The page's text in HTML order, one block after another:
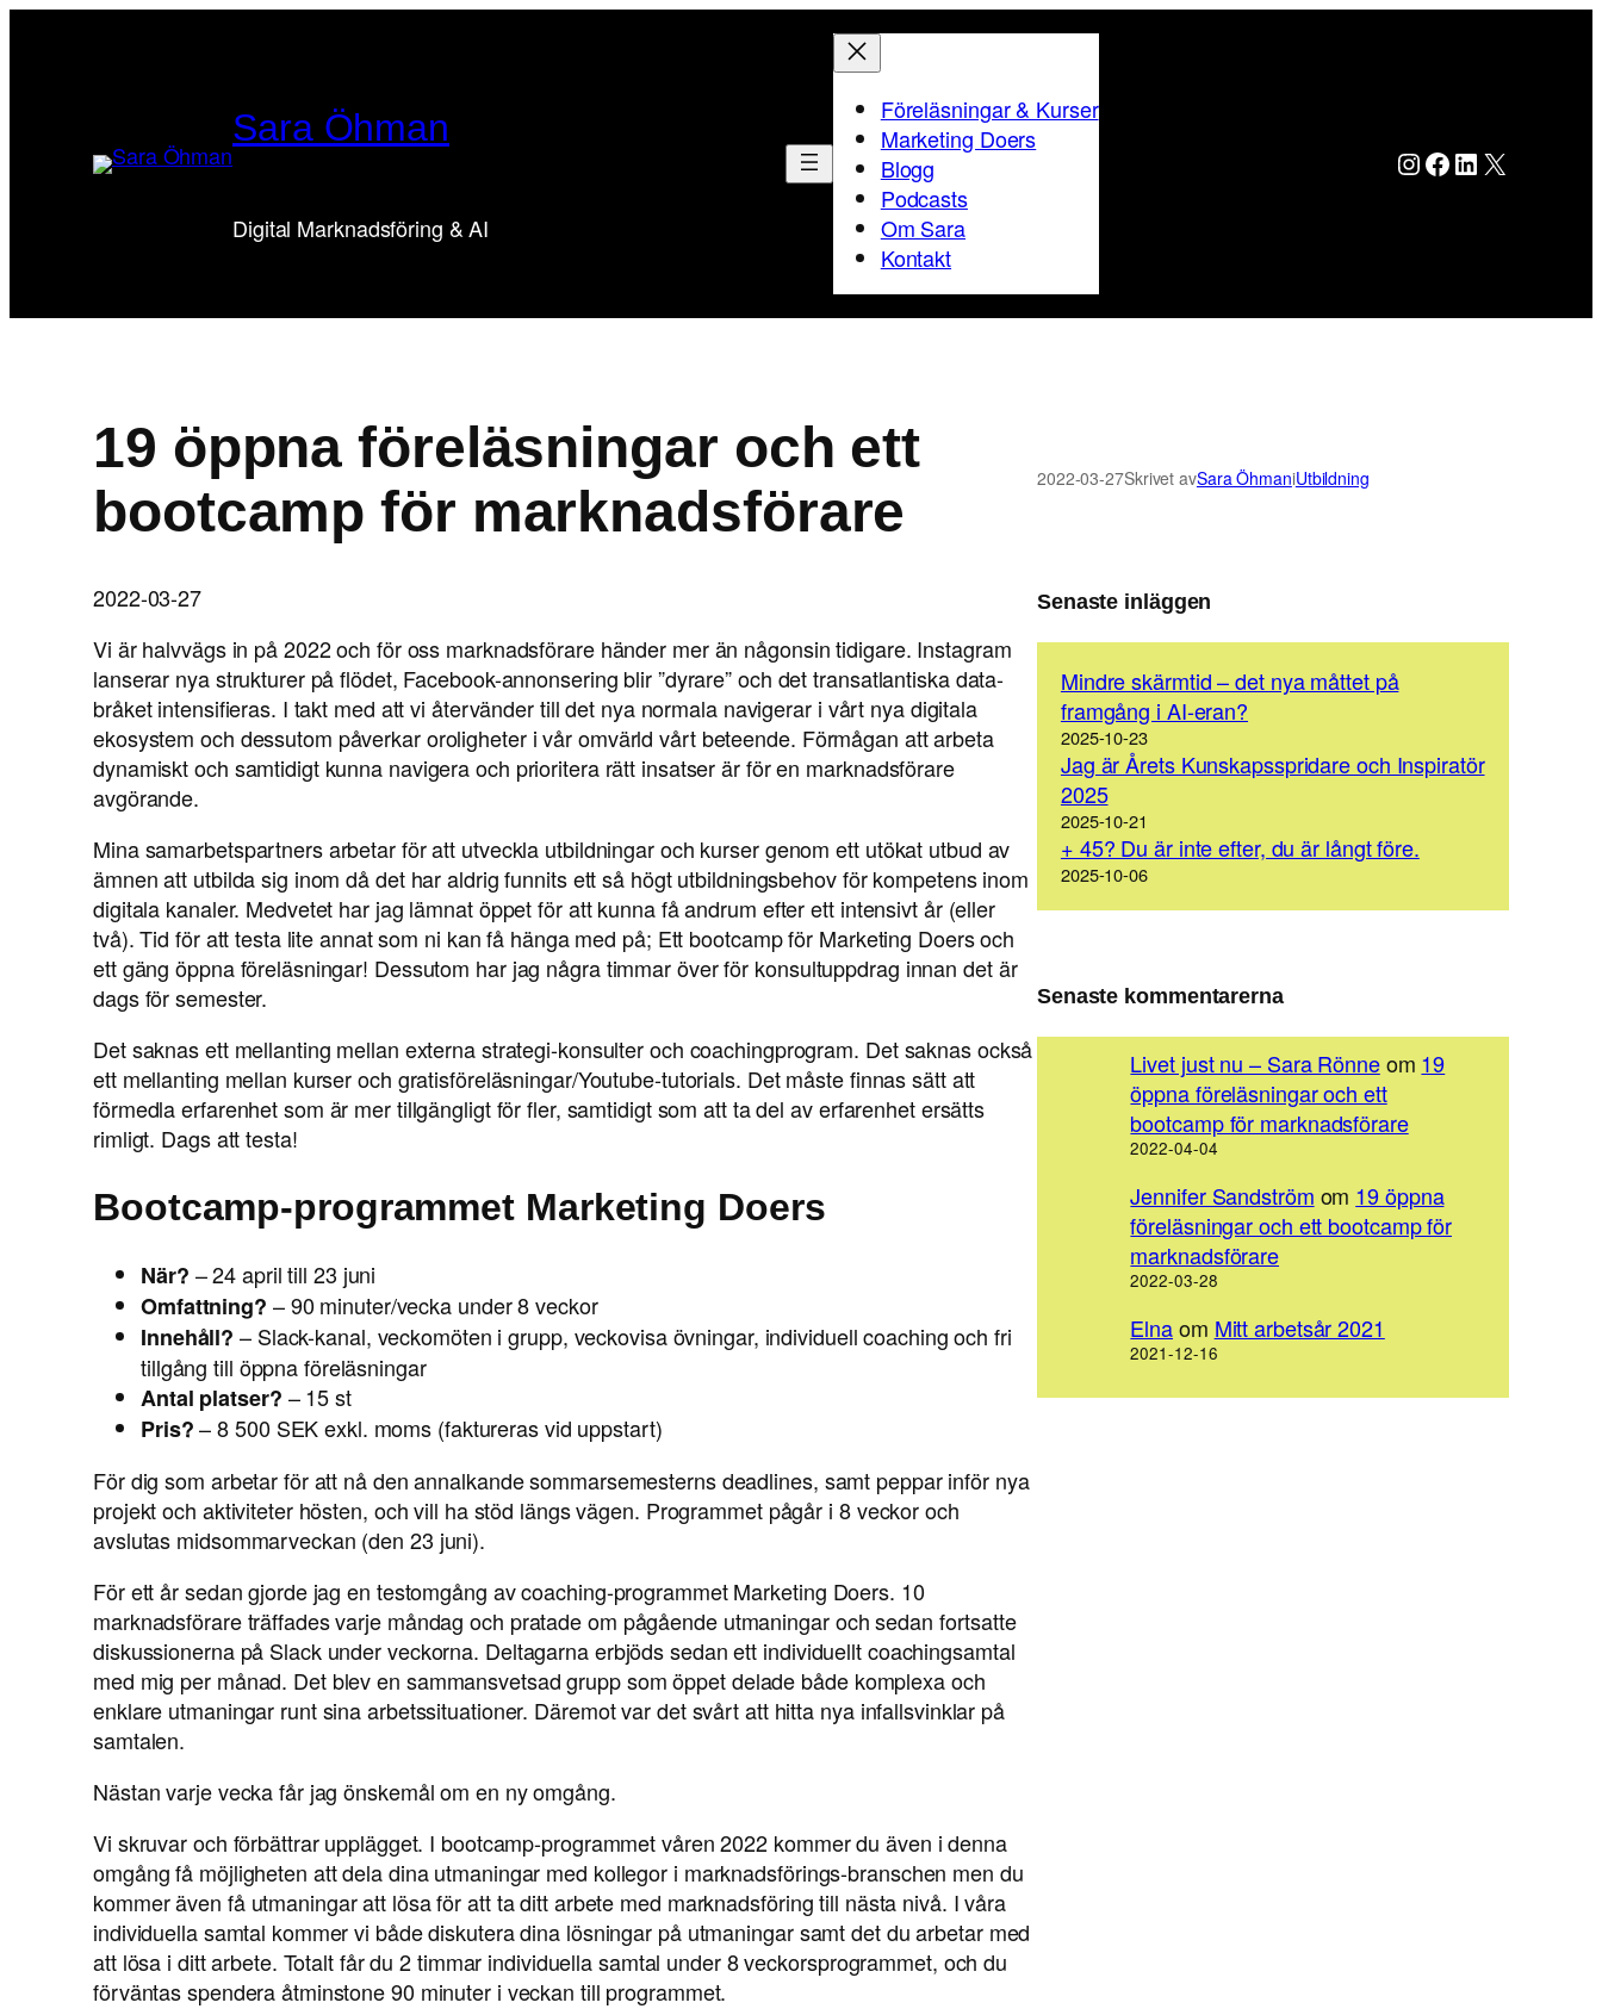
Sara Öhman
Digital Marknadsföring & AI
Föreläsningar & Kurser
Marketing Doers
Blogg
Podcasts
Om Sara
Kontakt
Instagram
Facebook
LinkedIn
X
19 öppna föreläsningar och ett
bootcamp för marknadsförare
2022-03-27
Vi är halvvägs in på 2022 och för oss marknadsförare händer mer än någonsin tidigare. Instagram
lanserar nya strukturer på flödet, Facebook-annonsering blir ”dyrare” och det transatlantiska data-
bråket intensifieras. I takt med att vi återvänder till det nya normala navigerar i vårt nya digitala
ekosystem och dessutom påverkar oroligheter i vår omvärld vårt beteende. Förmågan att arbeta
dynamiskt och samtidigt kunna navigera och prioritera rätt insatser är för en marknadsförare
avgörande.
Mina samarbetspartners arbetar för att utveckla utbildningar och kurser genom ett utökat utbud av
ämnen att utbilda sig inom då det har aldrig funnits ett så högt utbildningsbehov för kompetens inom
digitala kanaler. Medvetet har jag lämnat öppet för att kunna få andrum efter ett intensivt år (eller
två). Tid för att testa lite annat som ni kan få hänga med på; Ett bootcamp för Marketing Doers och
ett gäng öppna föreläsningar! Dessutom har jag några timmar över för konsultuppdrag innan det är
dags för semester.
Det saknas ett mellanting mellan externa strategi-konsulter och coachingprogram. Det saknas också
ett mellanting mellan kurser och gratisföreläsningar/Youtube-tutorials. Det måste finnas sätt att
förmedla erfarenhet som är mer tillgängligt för fler, samtidigt som att ta del av erfarenhet ersätts
rimligt. Dags att testa!
Bootcamp-programmet Marketing Doers
När? – 24 april till 23 juni
Omfattning? – 90 minuter/vecka under 8 veckor
Innehåll? – Slack-kanal, veckomöten i grupp, veckovisa övningar, individuell coaching och fri
tillgång till öppna föreläsningar
Antal platser? – 15 st
Pris?– 8 500 SEK exkl. moms (faktureras vid uppstart)
För dig som arbetar för att nå den annalkande sommarsemesterns deadlines, samt peppar inför nya
projekt och aktiviteter hösten, och vill ha stöd längs vägen. Programmet pågår i 8 veckor och
avslutas midsommarveckan (den 23 juni).
För ett år sedan gjorde jag en testomgång av coaching-programmet Marketing Doers. 10
marknadsförare träffades varje måndag och pratade om pågående utmaningar och sedan fortsatte
diskussionerna på Slack under veckorna. Deltagarna erbjöds sedan ett individuellt coachingsamtal
med mig per månad. Det blev en sammansvetsad grupp som öppet delade både komplexa och
enklare utmaningar runt sina arbetssituationer. Däremot var det svårt att hitta nya infallsvinklar på
samtalen.
Nästan varje vecka får jag önskemål om en ny omgång.
Vi skruvar och förbättrar upplägget. I bootcamp-programmet våren 2022 kommer du även i denna
omgång få möjligheten att dela dina utmaningar med kollegor i marknadsförings-branschen men du
kommer även få utmaningar att lösa för att ta ditt arbete med marknadsföring till nästa nivå. I våra
individuella samtal kommer vi både diskutera dina lösningar på utmaningar samt det du arbetar med
att lösa i ditt arbete. Totalt får du 2 timmar individuella samtal under 8 veckorsprogrammet, och du
förväntas spendera åtminstone 90 minuter i veckan till programmet.
2022-03-27Skrivet avSara ÖhmaniUtbildning
Senaste inläggen
Mindre skärmtid – det nya måttet på
framgång i AI-eran?
2025-10-23
Jag är Årets Kunskapsspridare och Inspiratör
2025
2025-10-21
+ 45? Du är inte efter, du är långt före.
2025-10-06
Senaste kommentarerna
Livet just nu – Sara Rönneom 19
öppna föreläsningar och ett
bootcamp för marknadsförare
2022-04-04
Jennifer Sandström om 19 öppna
föreläsningar och ett bootcamp för
marknadsförare
2022-03-28
Elnaom Mitt arbetsår 2021
2021-12-16